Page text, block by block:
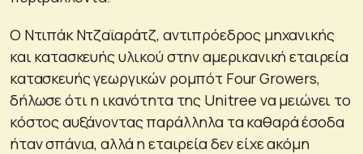
Ο Ντιπάκ Ντζαϊαράτζ, αντιπρόεδρος μηχανικής
και κατασκευής υλικού στην αμερικανική εταιρεία
κατασκευής γεωργικών ρομπότ Four Growers,
δήλωσε ότι η ικανότητα της Unitree να μειώνει το
κόστος αυξάνοντας παράλληλα τα καθαρά έσοδα
ήταν σπάνια, αλλά η εταιρεία δεν είχε ακόμη